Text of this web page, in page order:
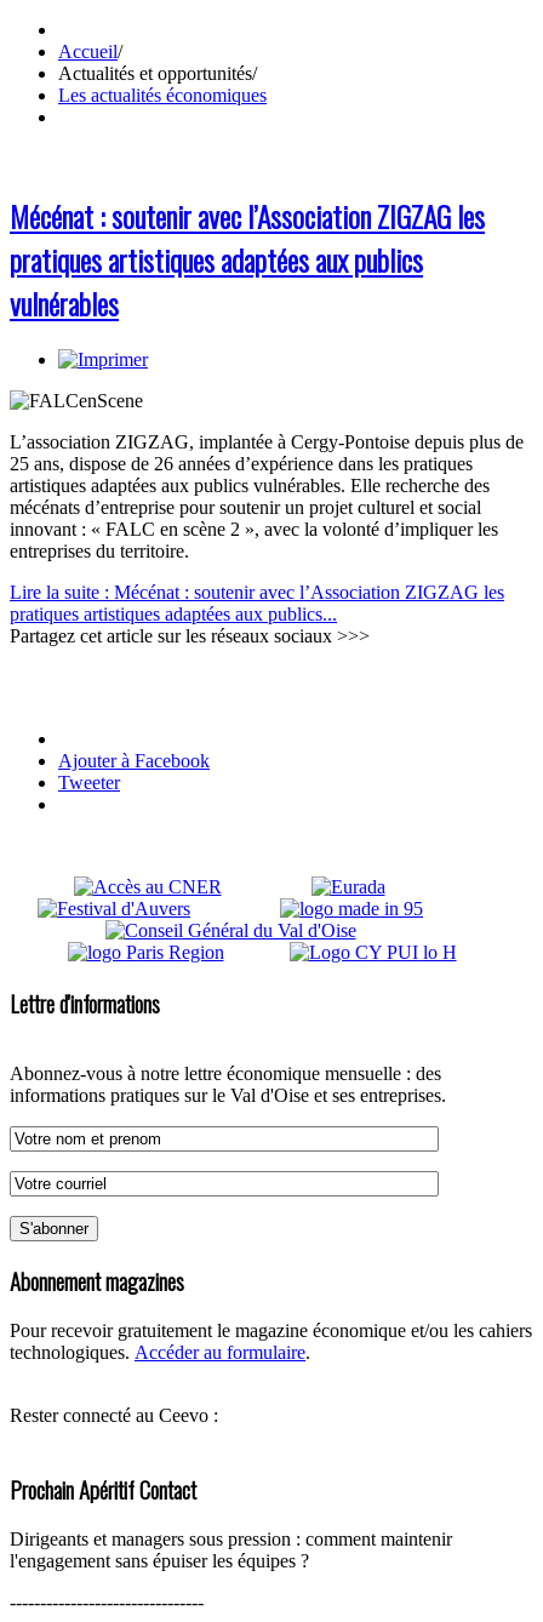
Accueil/
Actualités et opportunités/
Les actualités économiques
Mécénat : soutenir avec l’Association ZIGZAG les
pratiques artistiques adaptées aux publics
vulnérables
L’association ZIGZAG, implantée à Cergy-Pontoise depuis plus de
25 ans, dispose de 26 années d’expérience dans les pratiques
artistiques adaptées aux publics vulnérables. Elle recherche des
mécénats d’entreprise pour soutenir un projet culturel et social
innovant : « FALC en scène 2 », avec la volonté d’impliquer les
entreprises du territoire.
Lire la suite : Mécénat : soutenir avec l’Association ZIGZAG les
pratiques artistiques adaptées aux publics...
Partagez cet article sur les réseaux sociaux >>>
Ajouter à Facebook
Tweeter
Lettre d'informations
Abonnez-vous à notre lettre économique mensuelle : des
informations pratiques sur le Val d'Oise et ses entreprises.
Abonnement magazines
Pour recevoir gratuitement le magazine économique et/ou les cahiers
technologiques. Accéder au formulaire.
Rester connecté au Ceevo :
Prochain Apéritif Contact
Dirigeants et managers sous pression : comment maintenir
l'engagement sans épuiser les équipes ?
--------------------------------